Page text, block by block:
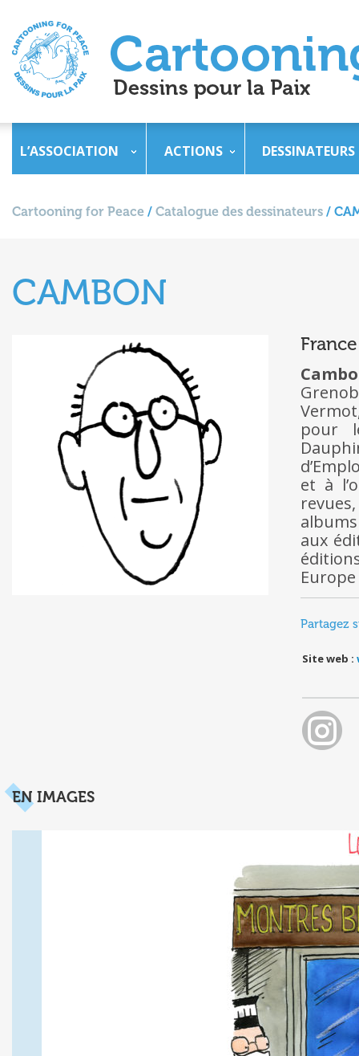
L’ASSOCIATION ACTIONS DESSINATEURS
Cartooning for Peace / Catalogue des dessinateurs /
CAMBON
France
pour
et à
albums
aux
Partagez
Site web :
EN IMAGES